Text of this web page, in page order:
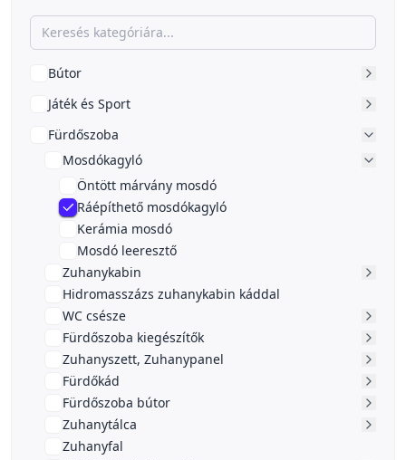
Bútor
Játék és Sport
Fürdőszoba
Mosdókagyló
Öntött márvány mosdó
Ráépíthető mosdókagyló
Kerámia mosdó
Mosdó leeresztő
Zuhanykabin
Hidromasszázs zuhanykabin káddal
WC csésze
Fürdőszoba kiegészítők
Zuhanyszett, Zuhanypanel
Fürdőkád
Fürdőszoba bútor
Zuhanytálca
Zuhanyfal